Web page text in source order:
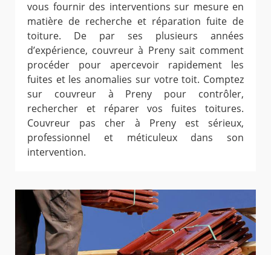
vous fournir des interventions sur mesure en
matière de recherche et réparation fuite de
toiture. De par ses plusieurs années
d’expérience, couvreur à Preny sait comment
procéder pour apercevoir rapidement les
fuites et les anomalies sur votre toit. Comptez
sur couvreur à Preny pour contrôler,
rechercher et réparer vos fuites toitures.
Couvreur pas cher à Preny est sérieux,
professionnel et méticuleux dans son
intervention.